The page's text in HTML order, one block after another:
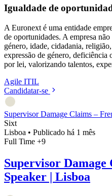
Igualdade de
A Euronext é uma entidade
de oportunidades. A empresa
género, idade, cidadania,
expressão de género,
por lei, valorizando talentos,
Agile ITIL
Candidatar-se
Supervisor Damage Claims –
Sixt
Lisboa • Publicado há 1 mês
Full Time +9
Supervisor Damage
Speaker | Lisboa